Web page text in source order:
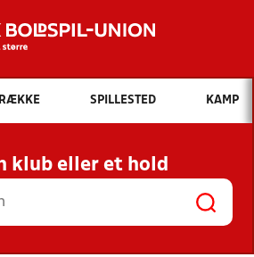
Hvad vil du søge efter?
INDHOLD OG NYHEDER
KLUBBER OG
HOLD
RÆKKE SPILLESTED KAMP
klub eller et hold